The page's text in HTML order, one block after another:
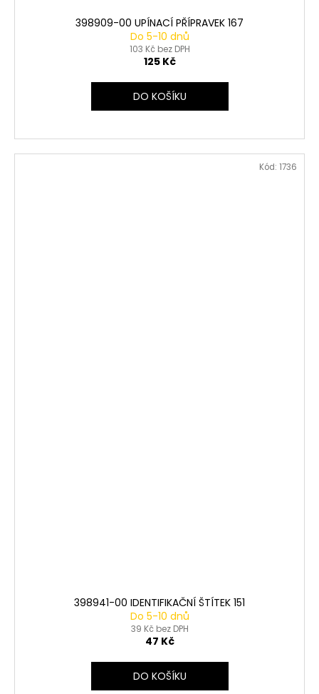
398909-00 UPÍNACÍ PŘÍPRAVEK 167
Do 5-10 dnů
103 Kč bez DPH
125 Kč
DO KOŠÍKU
398941-00 IDENTIFIKAČNÍ ŠTÍTEK 151
Do 5-10 dnů
39 Kč bez DPH
47 Kč
DO KOŠÍKU
Kód: 1736